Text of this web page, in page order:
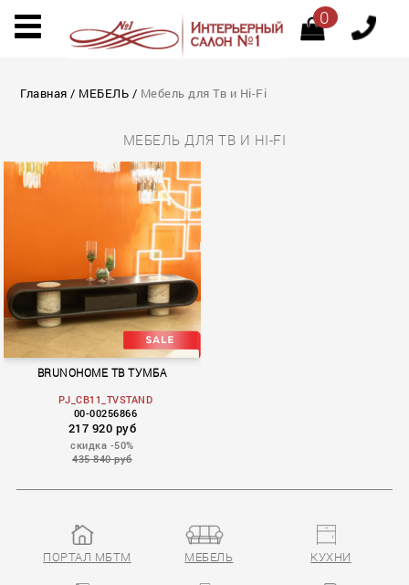
0
Главная / МЕБЕЛЬ / Мебель для Тв и Hi-Fi
МЕБЕЛЬ ДЛЯ ТВ И HI-FI
BRUNOHOME ТВ ТУМБА
PJ_CB11_TVSTAND
00-00256866
217 920 руб
скидка -50%
435 840 руб
ПОРТАЛ МБТМ МЕБЕЛЬ КУХНИ